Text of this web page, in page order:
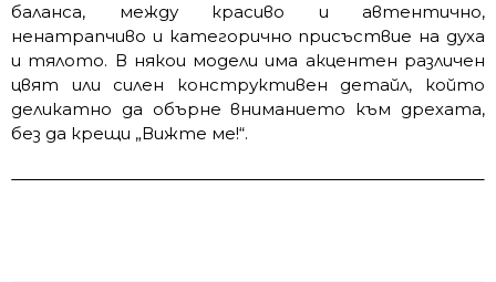
баланса, между красиво и автентично,
ненатрапчиво и категорично присъствие на духа
и тялото. В някои модели има акцентен различен
цвят или силен конструктивен детайл, който
деликатно да обърне вниманието към дрехата,
без да крещи „Вижте ме!“.